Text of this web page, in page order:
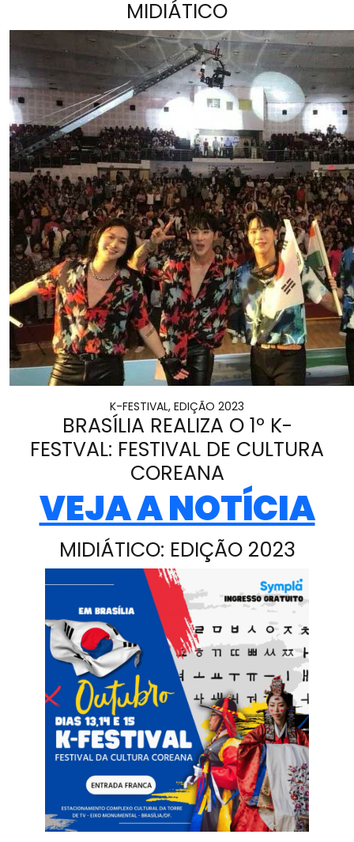
MIDIÁTICO
K-FESTIVAL, EDIÇÃO 2023
BRASÍLIA REALIZA O 1º K-
FESTVAL: FESTIVAL DE CULTURA
COREANA
VEJA A NOTÍCIA
MIDIÁTICO: EDIÇÃO 2023